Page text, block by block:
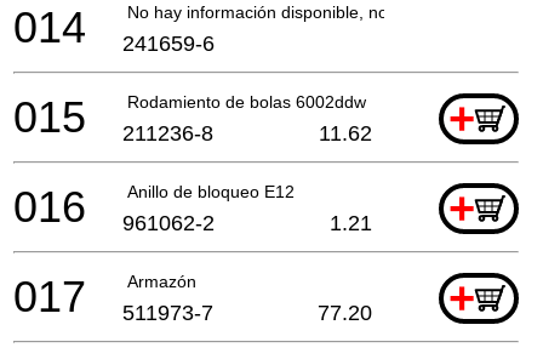
No hay información disponible, no se puede pedir
014 241659-6
Rodamiento de bolas 6002ddw +
015 211236-8 11.62
Anillo de bloqueo E12 +
016 961062-2 1.21
Armazón +
017 511973-7 77.20